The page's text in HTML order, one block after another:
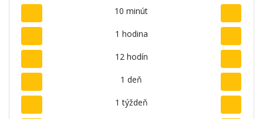
10 minút
1 hodina
12 hodín
1 deň
1 týždeň